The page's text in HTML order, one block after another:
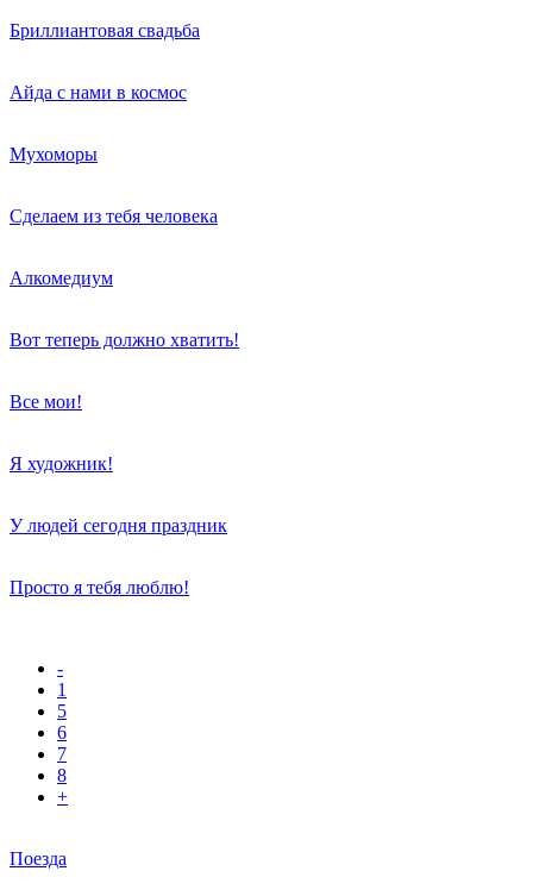
Бриллиантовая свадьба
Айда с нами в космос
Мухоморы
Сделаем из тебя человека
Алкомедиум
Вот теперь должно хватить!
Все мои!
Я художник!
У людей сегодня праздник
Просто я тебя люблю!
-
1
5
6
7
8
+
Поезда